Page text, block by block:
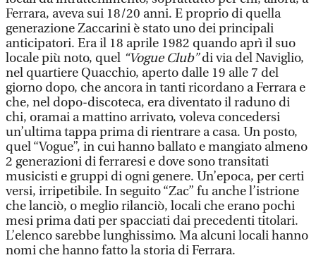
Ferrara, aveva sui 18/20 anni. E proprio di quella
generazione Zaccarini è stato uno dei principali
anticipatori. Era il 18 aprile 1982 quando aprì il suo
locale più noto, quel “Vogue Club”di via del Naviglio,
nel quartiere Quacchio, aperto dalle 19 alle 7 del
giorno dopo, che ancora in tanti ricordano a Ferrara e
che, nel dopo-discoteca, era diventato il raduno di
chi, oramai a mattino arrivato, voleva concedersi
un’ultima tappa prima di rientrare a casa. Un posto,
quel “Vogue”, in cui hanno ballato e mangiato almeno
2 generazioni di ferraresi e dove sono transitati
musicisti e gruppi di ogni genere. Un’epoca, per certi
versi, irripetibile. In seguito “Zac” fu anche l’istrione
che lanciò, o meglio rilanciò, locali che erano pochi
mesi prima dati per spacciati dai precedenti titolari.
L’elenco sarebbe lunghissimo. Ma alcuni locali hanno
nomi che hanno fatto la storia di Ferrara.